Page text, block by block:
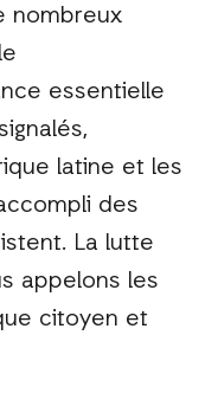
nombreux
essentielle
latine et les
des
La lutte
appelons les
citoyen et